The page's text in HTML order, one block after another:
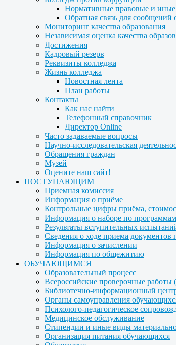
Нормативные правовые и иные
Обратная связь для сообщений
Мониторинг качества образования
Независимая оценка качества
Достижения
Кадровый резерв
Реквизиты колледжа
Жизнь колледжа
Новостная лента
План работы
Контакты
Как нас найти
Телефонный справочник
Директор Online
Часто задаваемые вопросы
Научно-исследовательская
Обращения граждан
Музей
Оцените наш сайт!
ПОСТУПАЮЩИМ
Приемная комиссия
Информация о приёме
Контрольные цифры приёма,
Информация о наборе по
Результаты вступительных
Сведения о ходе приема
Информация о зачислении
Информация по общежитию
ОБУЧАЮЩИМСЯ
Образовательный процесс
Всероссийские проверочные
Библиотечно-информационный
Органы самоуправления
Психолого-педагогическое
Медицинское обслуживание
Стипендии и иные виды
Организация питания обучающихся